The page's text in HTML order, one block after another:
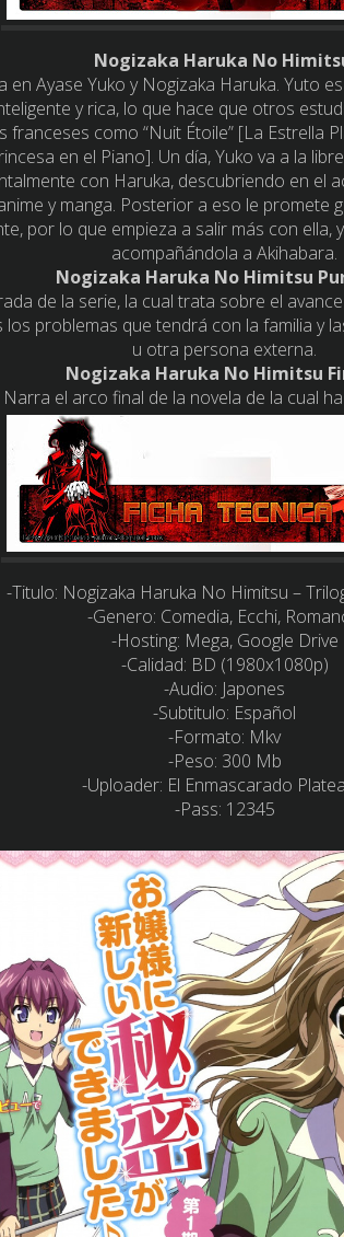
Nogizaka Haruka No
en Ayase Yuko y Nogizaka Haruka. Yuto
y rica, lo que hace que otros
como “Nuit Étoile” [La Estrella
en el Piano]. Un día, Yuko va a la
con Haruka, descubriendo en el
y manga. Posterior a eso le promete
por lo que empieza a salir más con
acompañándola a Akihabara.
Nogizaka Haruka No Himitsu
de la serie, la cual trata sobre el
problemas que tendrá con la familia y
u otra persona externa.
Nogizaka Haruka No Himitsu
Narra el arco final de la novela de la cual
-Titulo: Nogizaka Haruka No Himitsu –
-Genero: Comedia, Ecchi,
-Hosting: Mega, Google Drive
-Calidad: BD (1980x1080p)
-Audio: Japones
-Subtitulo: Español
-Formato: Mkv
-Peso: 300 Mb
-Uploader: El Enmascarado
-Pass: 12345